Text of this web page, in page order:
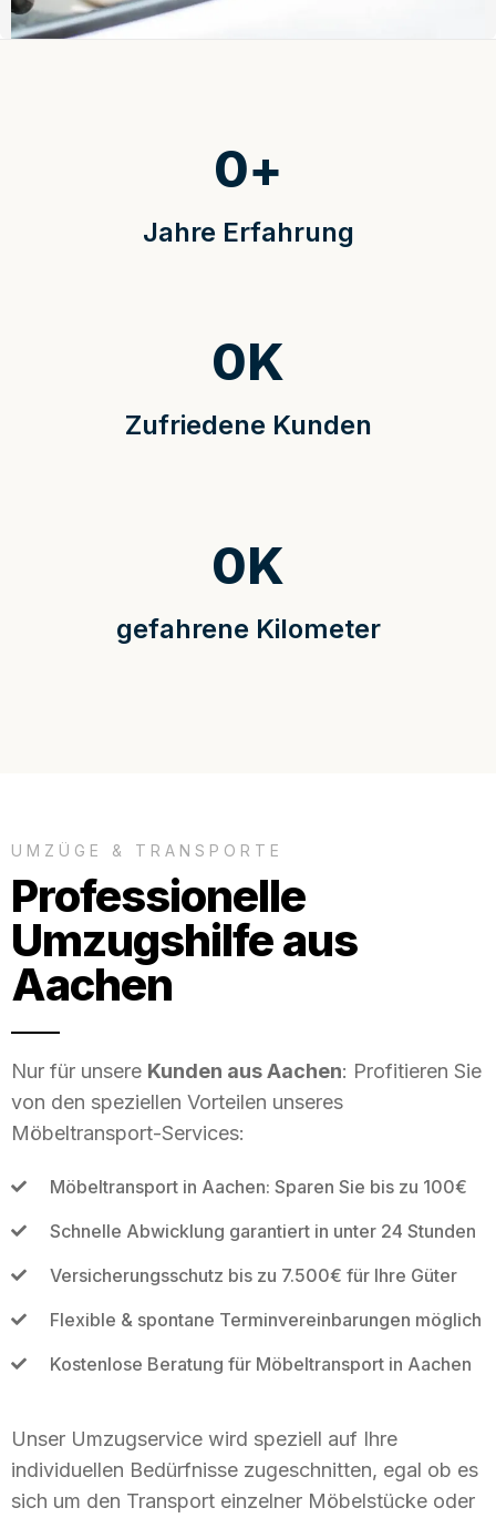
Jahre Erfahrung
0+
Zufriedene Kunden
0K
gefahrene Kilometer
0K
UMZÜGE & TRANSPORTE
Professionelle
Umzugshilfe aus
Aachen
Nur für unsere Kunden aus Aachen: Profitieren Sie
von den speziellen Vorteilen unseres
Möbeltransport-Services:
Möbeltransport in Aachen: Sparen Sie bis zu 100€
Schnelle Abwicklung garantiert in unter 24 Stunden
Versicherungsschutz bis zu 7.500€ für Ihre Güter
Flexible & spontane Terminvereinbarungen möglich
Kostenlose Beratung für Möbeltransport in Aachen
Unser Umzugservice wird speziell auf Ihre
individuellen Bedürfnisse zugeschnitten, egal ob es
sich um den Transport einzelner Möbelstücke oder